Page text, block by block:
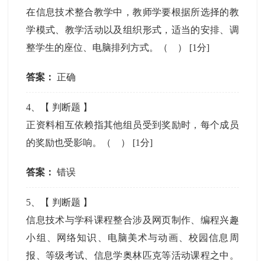
在信息技术整合教学中，教师学要根据所选择的教
学模式、教学活动以及组织形式，适当的安排、调
整学生的座位、电脑排列方式。（ ） [1分]
答案： 正确
4 、【 判断题 】
正资料相互依赖指其他组员受到奖励时，每个成员
的奖励也受影响。（ ） [1分]
答案： 错误
5 、【 判断题 】
信息技术与学科课程整合涉及网页制作、编程兴趣
小组、网络知识、电脑美术与动画、校园信息周
报、等级考试、信息学奥林匹克等活动课程之中。